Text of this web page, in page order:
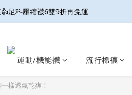
輕漏抗菌內褲 6件9折免運
啦🎉雙重集點好划算☝️
｜運動/機能襪 ｜流行棉襪
樣透氣乾爽！